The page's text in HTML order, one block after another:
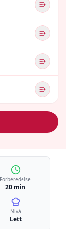
Forberedelse
20 min
Nivå
Lett